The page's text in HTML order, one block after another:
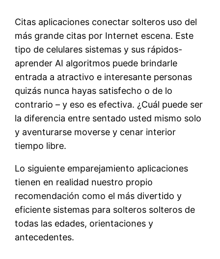
Citas aplicaciones conectar solteros uso del
más grande citas por Internet escena. Este
tipo de celulares sistemas y sus rápidos-
aprender AI algoritmos puede brindarle
entrada a atractivo e interesante personas
quizás nunca hayas satisfecho o de lo
contrario – y eso es efectiva. ¿Cuál puede ser
la diferencia entre sentado usted mismo solo
y aventurarse moverse y cenar interior
tiempo libre.
Lo siguiente emparejamiento aplicaciones
tienen en realidad nuestro propio
recomendación como el más divertido y
eficiente sistemas para solteros solteros de
todas las edades, orientaciones y
antecedentes.